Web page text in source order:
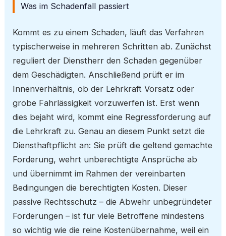
Was im Schadenfall passiert
Kommt es zu einem Schaden, läuft das Verfahren
typischerweise in mehreren Schritten ab. Zunächst
reguliert der Dienstherr den Schaden gegenüber
dem Geschädigten. Anschließend prüft er im
Innenverhältnis, ob der Lehrkraft Vorsatz oder
grobe Fahrlässigkeit vorzuwerfen ist. Erst wenn
dies bejaht wird, kommt eine Regressforderung auf
die Lehrkraft zu. Genau an diesem Punkt setzt die
Diensthaftpflicht an: Sie prüft die geltend gemachte
Forderung, wehrt unberechtigte Ansprüche ab
und übernimmt im Rahmen der vereinbarten
Bedingungen die berechtigten Kosten. Dieser
passive Rechtsschutz – die Abwehr unbegründeter
Forderungen – ist für viele Betroffene mindestens
so wichtig wie die reine Kostenübernahme, weil ein